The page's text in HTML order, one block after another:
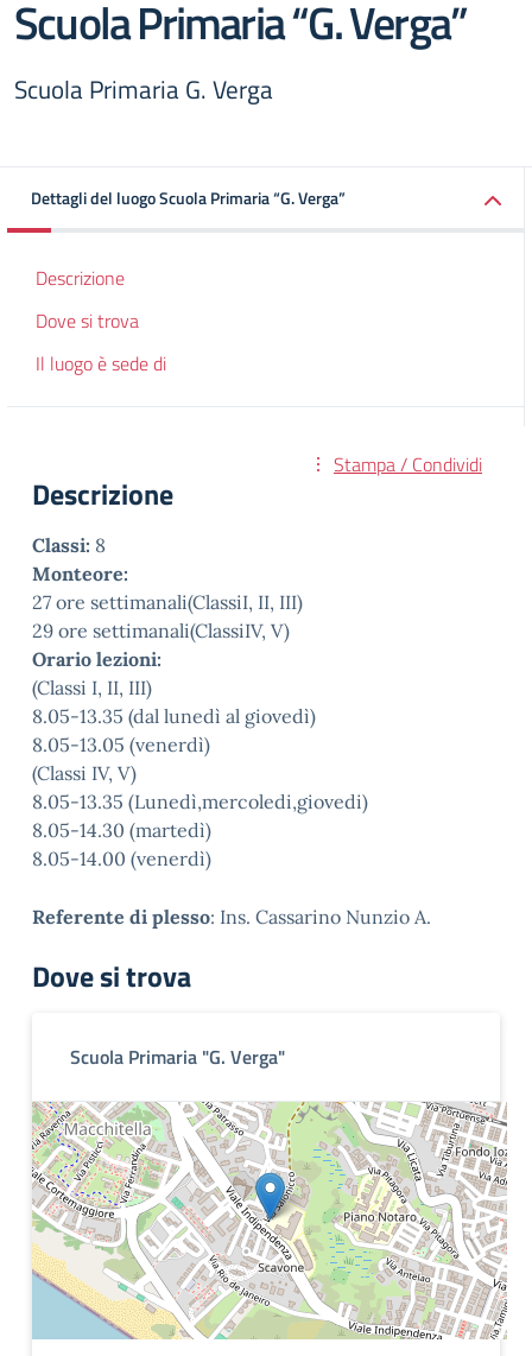
Scuola Primaria “G. Verga”
Scuola Primaria G. Verga
Dettagli del luogo Scuola Primaria “G. Verga”
Descrizione
Dove si trova
Il luogo è sede di
Stampa / Condividi
Descrizione
Classi: 8
Monteore:
27 ore settimanali(ClassiI, II, III)
29 ore settimanali(ClassiIV, V)
Orario lezioni:
(Classi I, II, III)
8.05-13.35 (dal lunedì al giovedì)
8.05-13.05 (venerdì)
(Classi IV, V)
8.05-13.35 (Lunedì,mercoledi,giovedi)
8.05-14.30 (martedì)
8.05-14.00 (venerdì)
Referente di plesso: Ins. Cassarino Nunzio A.
Dove si trova
Scuola Primaria "G. Verga"